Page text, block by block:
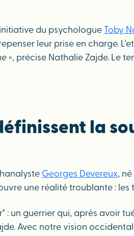
du psychologue Toby
leur prise en charge.
», précise Nathalie Zajde. Le
la
Georges Devereux,
une réalité troublante :
un guerrier qui, après avoir
Avec notre vision